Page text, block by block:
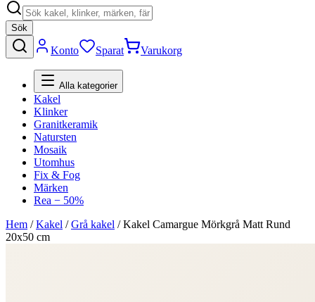
Sök
Konto Sparat Varukorg
Alla kategorier
Kakel
Klinker
Granitkeramik
Natursten
Mosaik
Utomhus
Fix & Fog
Märken
Rea − 50%
Hem /Kakel /Grå kakel /Kakel Camargue Mörkgrå Matt Rund
20x50 cm